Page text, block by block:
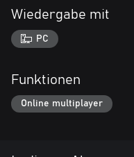
Wiedergabe mit
PC
Funktionen
Online multiplayer